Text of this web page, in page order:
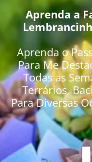
Aprenda a
Aprenda o
Para Me
Todas as
Terrários,
Para Diversas